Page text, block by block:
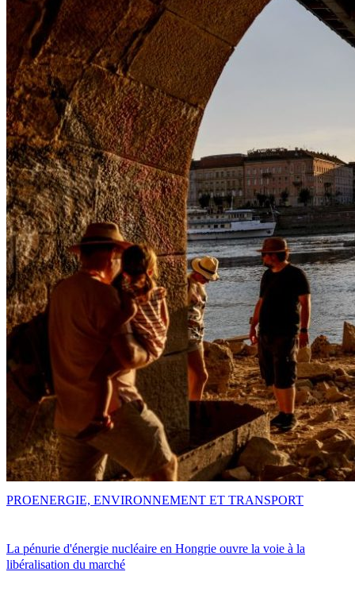
La pénurie d'énergie nucléaire en Hongrie ouvre la voie à la
libéralisation du marché
PROENERGIE, ENVIRONNEMENT ET TRANSPORT